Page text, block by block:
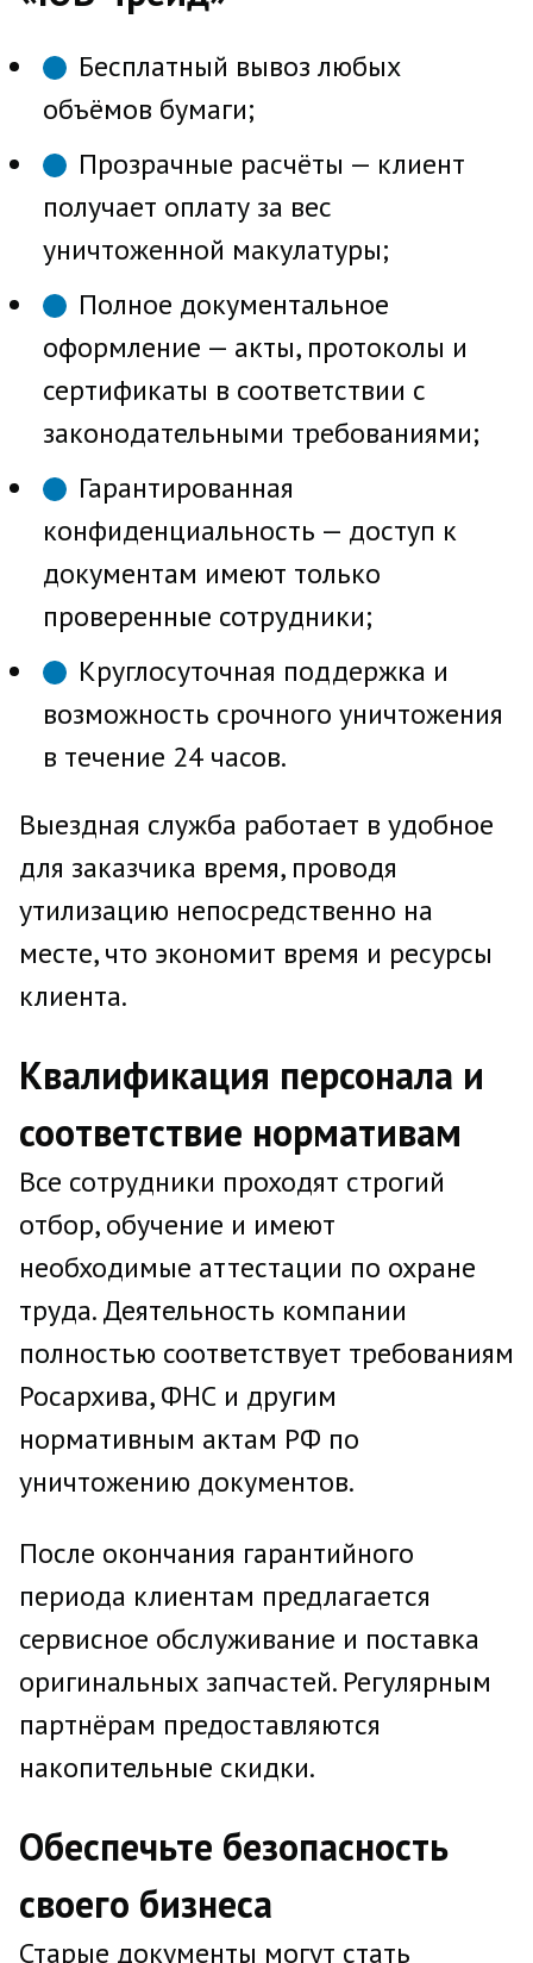
Бесплатный вывоз любых
объёмов бумаги;
Прозрачные расчёты — клиент
получает оплату за вес
уничтоженной макулатуры;
Полное документальное
оформление — акты, протоколы и
сертификаты в соответствии с
законодательными требованиями;
Гарантированная
конфиденциальность — доступ к
документам имеют только
проверенные сотрудники;
Круглосуточная поддержка и
возможность срочного уничтожения
в течение 24 часов.
Выездная служба работает в удобное
для заказчика время, проводя
утилизацию непосредственно на
месте, что экономит время и ресурсы
клиента.
Квалификация персонала и
соответствие нормативам
Все сотрудники проходят строгий
отбор, обучение и имеют
необходимые аттестации по охране
труда. Деятельность компании
полностью соответствует требованиям
Росархива, ФНС и другим
нормативным актам РФ по
уничтожению документов.
После окончания гарантийного
периода клиентам предлагается
сервисное обслуживание и поставка
оригинальных запчастей. Регулярным
партнёрам предоставляются
накопительные скидки.
Обеспечьте безопасность
своего бизнеса
Старые документы могут стать